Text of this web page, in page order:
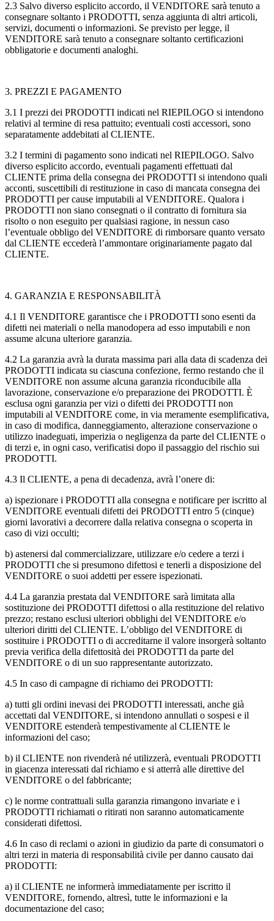
2.3 Salvo diverso esplicito accordo, il VENDITORE sarà tenuto a
consegnare soltanto i PRODOTTI, senza aggiunta di altri articoli,
servizi, documenti o informazioni. Se previsto per legge, il
VENDITORE sarà tenuto a consegnare soltanto certificazioni
obbligatorie e documenti analoghi.
3. PREZZI E PAGAMENTO
3.1 I prezzi dei PRODOTTI indicati nel RIEPILOGO si intendono
relativi al termine di resa pattuito; eventuali costi accessori, sono
separatamente addebitati al CLIENTE.
3.2 I termini di pagamento sono indicati nel RIEPILOGO. Salvo
diverso esplicito accordo, eventuali pagamenti effettuati dal
CLIENTE prima della consegna dei PRODOTTI si intendono quali
acconti, suscettibili di restituzione in caso di mancata consegna dei
PRODOTTI per cause imputabili al VENDITORE. Qualora i
PRODOTTI non siano consegnati o il contratto di fornitura sia
risolto o non eseguito per qualsiasi ragione, in nessun caso
l’eventuale obbligo del VENDITORE di rimborsare quanto versato
dal CLIENTE eccederà l’ammontare originariamente pagato dal
CLIENTE.
4. GARANZIA E RESPONSABILITÀ
4.1 Il VENDITORE garantisce che i PRODOTTI sono esenti da
difetti nei materiali o nella manodopera ad esso imputabili e non
assume alcuna ulteriore garanzia.
4.2 La garanzia avrà la durata massima pari alla data di scadenza dei
PRODOTTI indicata su ciascuna confezione, fermo restando che il
VENDITORE non assume alcuna garanzia riconducibile alla
lavorazione, conservazione e/o preparazione dei PRODOTTI. È
esclusa ogni garanzia per vizi o difetti dei PRODOTTI non
imputabili al VENDITORE come, in via meramente esemplificativa,
in caso di modifica, danneggiamento, alterazione conservazione o
utilizzo inadeguati, imperizia o negligenza da parte del CLIENTE o
di terzi e, in ogni caso, verificatisi dopo il passaggio del rischio sui
PRODOTTI.
4.3 Il CLIENTE, a pena di decadenza, avrà l’onere di:
a) ispezionare i PRODOTTI alla consegna e notificare per iscritto al
VENDITORE eventuali difetti dei PRODOTTI entro 5 (cinque)
giorni lavorativi a decorrere dalla relativa consegna o scoperta in
caso di vizi occulti;
b) astenersi dal commercializzare, utilizzare e/o cedere a terzi i
PRODOTTI che si presumono difettosi e tenerli a disposizione del
VENDITORE o suoi addetti per essere ispezionati.
4.4 La garanzia prestata dal VENDITORE sarà limitata alla
sostituzione dei PRODOTTI difettosi o alla restituzione del relativo
prezzo; restano esclusi ulteriori obblighi del VENDITORE e/o
ulteriori diritti del CLIENTE. L’obbligo del VENDITORE di
sostituire i PRODOTTI o di accreditarne il valore insorgerà soltanto
previa verifica della difettosità dei PRODOTTI da parte del
VENDITORE o di un suo rappresentante autorizzato.
4.5 In caso di campagne di richiamo dei PRODOTTI:
a) tutti gli ordini inevasi dei PRODOTTI interessati, anche già
accettati dal VENDITORE, si intendono annullati o sospesi e il
VENDITORE estenderà tempestivamente al CLIENTE le
informazioni del caso;
b) il CLIENTE non rivenderà né utilizzerà, eventuali PRODOTTI
in giacenza interessati dal richiamo e si atterrà alle direttive del
VENDITORE o del fabbricante;
c) le norme contrattuali sulla garanzia rimangono invariate e i
PRODOTTI richiamati o ritirati non saranno automaticamente
considerati difettosi.
4.6 In caso di reclami o azioni in giudizio da parte di consumatori o
altri terzi in materia di responsabilità civile per danno causato dai
PRODOTTI:
a) il CLIENTE ne informerà immediatamente per iscritto il
VENDITORE, fornendo, altresì, tutte le informazioni e la
documentazione del caso;